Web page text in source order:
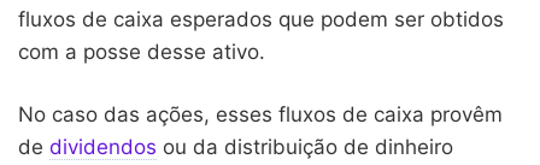
fluxos de caixa esperados que podem ser obtidos
com a posse desse ativo.
No caso das ações, esses fluxos de caixa provêm
de dividendos ou da distribuição de dinheiro